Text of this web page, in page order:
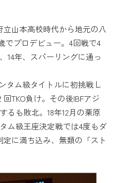
山本高校時代から地元の八
でプロデビュー。4回戦で4
14年、スパーリングに通っ
タム級タイトルに初挑戦し
TKO負け。その後IBFアジ
るも敗北。18年12月の栗原
ム級王座決定戦では4度もダ
に満ち込み、無類の「スト